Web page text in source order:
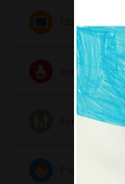
Objets
Imaginaire
Famille